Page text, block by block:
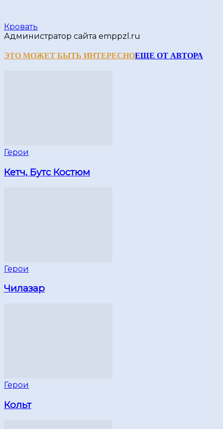
Кровать
Администратор сайта emppzl.ru
ЭТО МОЖЕТ БЫТЬ ИНТЕРЕСНОЕЩЕ ОТ АВТОРА
Герои
Кетч, Бутс Костюм
Герои
Чилазар
Герои
Кольт